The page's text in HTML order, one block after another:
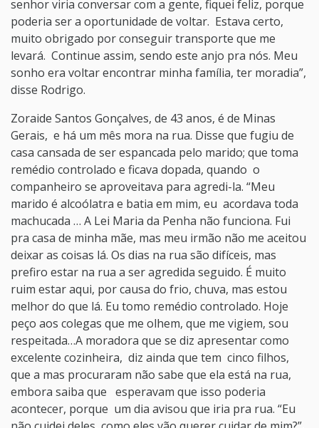
senhor viria conversar com a gente, fiquei feliz, porque
poderia ser a oportunidade de voltar. Estava certo,
muito obrigado por conseguir transporte que me
levará. Continue assim, sendo este anjo pra nós. Meu
sonho era voltar encontrar minha família, ter moradia”,
disse Rodrigo.
Zoraide Santos Gonçalves, de 43 anos, é de Minas
Gerais, e há um mês mora na rua. Disse que fugiu de
casa cansada de ser espancada pelo marido; que toma
remédio controlado e ficava dopada, quando o
companheiro se aproveitava para agredi-la. “Meu
marido é alcoólatra e batia em mim, eu acordava toda
machucada … A Lei Maria da Penha não funciona. Fui
pra casa de minha mãe, mas meu irmão não me aceitou
deixar as coisas lá. Os dias na rua são difíceis, mas
prefiro estar na rua a ser agredida seguido. É muito
ruim estar aqui, por causa do frio, chuva, mas estou
melhor do que lá. Eu tomo remédio controlado. Hoje
peço aos colegas que me olhem, que me vigiem, sou
respeitada…A moradora que se diz apresentar como
excelente cozinheira, diz ainda que tem cinco filhos,
que a mas procuraram não sabe que ela está na rua,
embora saiba que esperavam que isso poderia
acontecer, porque um dia avisou que iria pra rua. “Eu